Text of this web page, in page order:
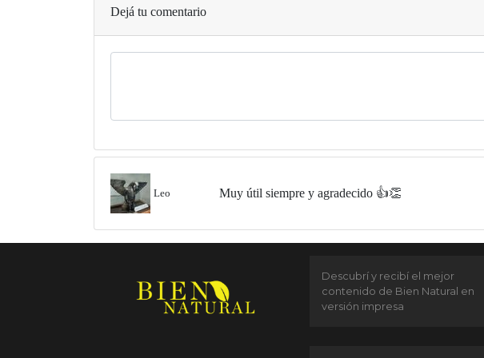
Dejá tu comentario
Leo Muy útil siempre y agradecido 👍👏
Descubrí y recibí el mejor
contenido de Bien Natural en
versión impresa